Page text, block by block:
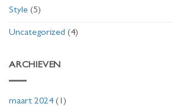
Style (5)
Uncategorized (4)
ARCHIEVEN
maart 2024(1)